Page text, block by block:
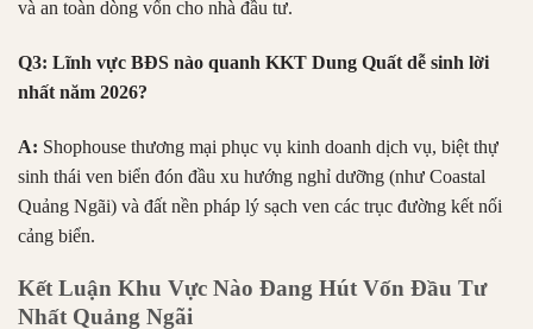
và an toàn dòng vốn cho nhà đầu tư.
Q3: Lĩnh vực BĐS nào quanh KKT Dung Quất dễ sinh lời
nhất năm 2026?
A: Shophouse thương mại phục vụ kinh doanh dịch vụ, biệt thự
sinh thái ven biển đón đầu xu hướng nghỉ dưỡng (như Coastal
Quảng Ngãi) và đất nền pháp lý sạch ven các trục đường kết nối
cảng biển.
Kết Luận Khu Vực Nào Đang Hút Vốn Đầu Tư
Nhất Quảng Ngãi